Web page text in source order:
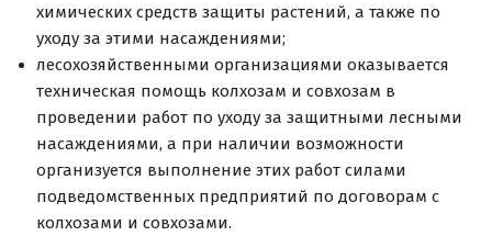
химических средств защиты растений, а также по
уходу за этими насаждениями;
лесохозяйственными организациями оказывается
техническая помощь колхозам и совхозам в
проведении работ по уходу за защитными лесными
насаждениями, а при наличии возможности
организуется выполнение этих работ силами
подведомственных предприятий по договорам с
колхозами и совхозами.